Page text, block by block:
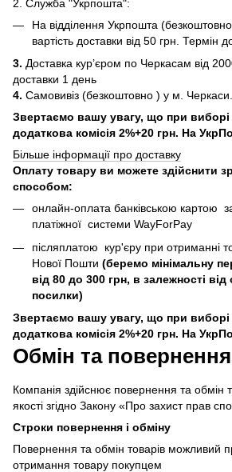
2. Служба "Укрпошта":
На відділення Укрпошта
вартість доставки від 50 грн. Термін
3. Доставка кур’єром по Черкасам від
доставки 1 день
4. Самовивіз (безкоштовно ) у м. Черкаси.
Звертаємо вашу увагу, що при виборі
додаткова комісія 2%+20 грн. На
Більше інформації про доставку
Оплату товару ви можете здійснити
способом:
онлайн-оплата банківською картою
платіжної системи WayForPay
післяплатою кур'єру при отриманні
Нової Пошти (беремо мінімальну
від 80 до 300 грн, в залежності
посилки)
Звертаємо вашу увагу, що при виборі
додаткова комісія 2%+20 грн. На
Обмін та повернення
Компанія здійснює повернення та обмін
якості згідно Закону «Про захист прав
Строки повернення і обміну
Повернення та обмін товарів можливий
отримання товару покупцем